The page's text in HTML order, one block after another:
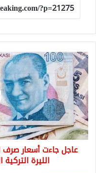
عاجل
جاءت
أسعار
صرف
العملات
الأجنبية
والعربية
مقابل
الليرة
التركيةعاجل جاءت أسعار صرف
الليرة التركية